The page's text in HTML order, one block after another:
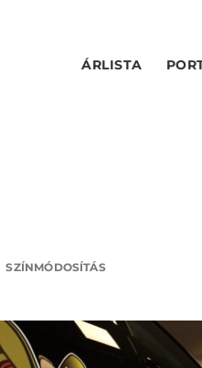
ÁRLISTA
SZÍNMÓDOSÍTÁS